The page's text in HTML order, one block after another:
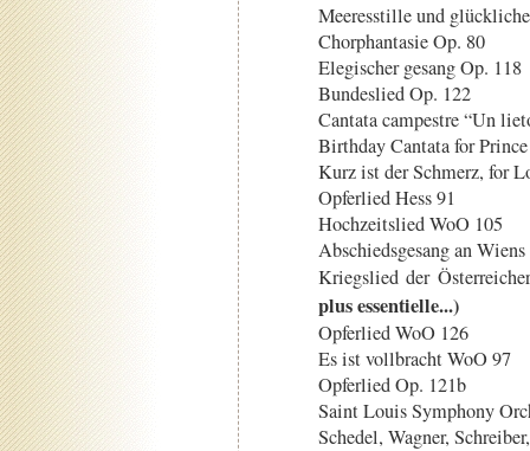
Meeresstille und
Chorphantasie Op. 80
Elegischer gesang Op. 118
Bundeslied Op. 122
Cantata campestre “Un
Birthday Cantata for
Kurz ist der Schmerz, for
Opferlied Hess 91
Hochzeitslied WoO 105
Abschiedsgesang an
Kriegslied der
plus essentielle...)
Opferlied WoO 126
Es ist vollbracht WoO 97
Opferlied Op. 121b
Saint Louis Symphony
Schedel, Wagner,